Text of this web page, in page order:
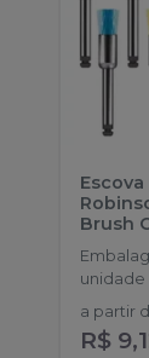
Escova
Brush
unidade
unidade
a partir
R$